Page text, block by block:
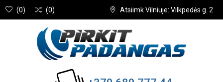
Atsiimk Vilniuje: Vilkpedės g. 2
(0) (0)